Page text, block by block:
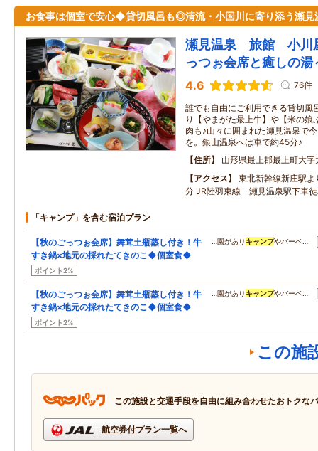
お食事は個室で安心◆貸切風呂も◎清流・小国川に寄り添う瀬見
瀬見温泉 旅館 小川
っつぉ会席と癒しの湯
4.6 76件
誰でも自由にご利用できる貸切風
り【やまがた最上牛】や【米の娘
肉も♪山々に囲まれた瀬見温泉で
を。銀山温泉へは車で約45分♪
住所
山形県最上郡最上町大字
アクセス
東北新幹線新庄駅
分 JR陸羽東線 瀬見温泉駅下車
「キャンプ」を含む宿泊プラン
【秋のごっつぉ会席】舞茸土瓶蒸し付き！牛
すき鍋×地元の採れたてきのこ◆個室食◆
ポイント2%
…園があり キャンプやバーベ…
【秋のごっつぉ会席】舞茸土瓶蒸し付き！牛
すき鍋×地元の採れたてきのこ◆個室食◆
ポイント2%
…園があり キャンプやバーベ…
この施
この施設と交通手段を自由に組み合わせたおトクな
航空券付プラン一覧へ